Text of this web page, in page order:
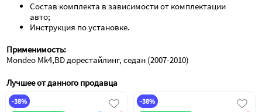
Состав комплекта в зависимости от комплектации
авто;
Инструкция по установке.
Применимость:
Mondeo Mk4,BD дорестайлинг, седан (2007-2010)
Лучшее от данного продавца
-38%
-38%